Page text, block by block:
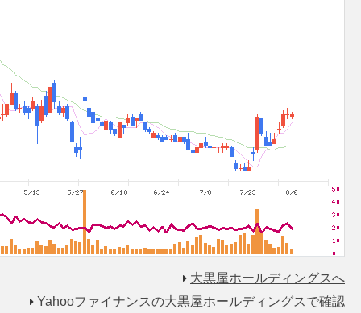
大黒屋ホールディングスへ
Yahooファイナンスの大黒屋ホールディングスで確認